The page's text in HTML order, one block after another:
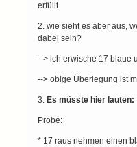
erfüllt
2. wie sieht es aber aus,
dabei sein?
--> ich erwische 17 blaue
--> obige Überlegung ist
3. Es müsste hier
Probe:
* 17 raus nehmen einen